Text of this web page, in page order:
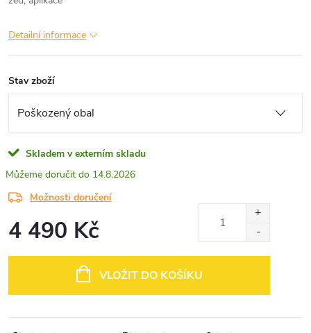
Detailní informace
Stav zboží
Skladem v externím skladu
14.8.2026
Možnosti doručení
4 490 Kč
VLOŽIT DO KOŠÍKU